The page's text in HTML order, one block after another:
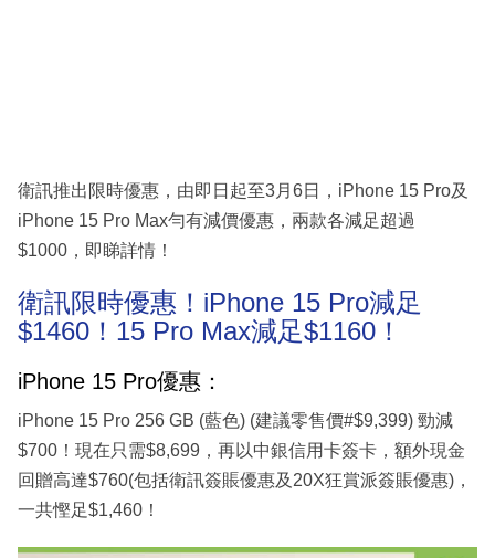
區
衛訊推出限時優惠，由即日起至3月6日，iPhone 15 Pro及
iPhone 15 Pro Max勻有減價優惠，兩款各減足超過
$1000，即睇詳情！
衛訊限時優惠！iPhone 15 Pro減足
$1460！15 Pro Max減足$1160！
iPhone 15 Pro優惠：
iPhone 15 Pro 256 GB (藍色) (建議零售價#$9,399) 勁減
$700！現在只需$8,699，再以中銀信用卡簽卡，額外現金
回贈高達$760(包括衛訊簽賬優惠及20X狂賞派簽賬優惠)，
一共慳足$1,460！